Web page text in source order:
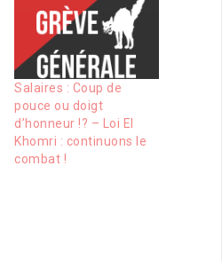
Salaires : Coup de
pouce ou doigt
d’honneur !? – Loi El
Khomri : continuons le
combat !